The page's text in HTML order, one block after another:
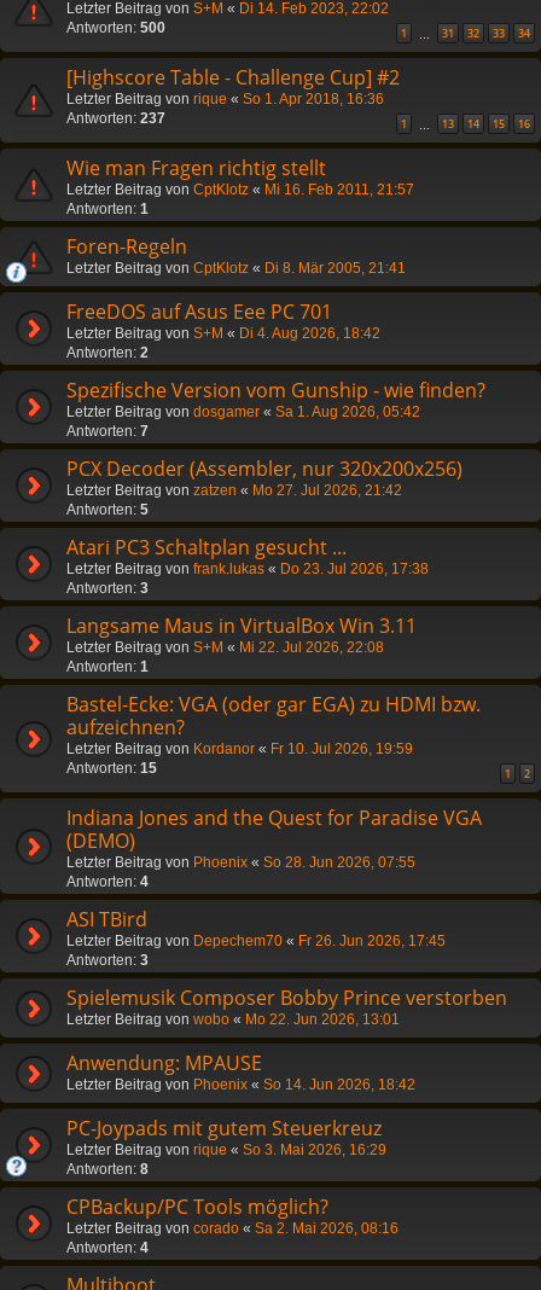
Letzter Beitrag von S+M « Di 14. Feb 2023, 22:02
Antworten: 500 1 31 32 33 34
[Highscore Table - Challenge Cup] #2
Letzter Beitrag von rique « So 1. Apr 2018, 16:36
Antworten: 237 1 13 14 15 16
Wie man Fragen richtig stellt
Letzter Beitrag von CptKlotz « Mi 16. Feb 2011, 21:57
Antworten: 1
Foren-Regeln
Letzter Beitrag von CptKlotz « Di 8. Mär 2005, 21:41
FreeDOS auf Asus Eee PC 701
Letzter Beitrag von S+M « Di 4. Aug 2026, 18:42
Antworten: 2
Spezifische Version vom Gunship - wie finden?
Letzter Beitrag von dosgamer « Sa 1. Aug 2026, 05:42
Antworten: 7
PCX Decoder (Assembler, nur 320x200x256)
Letzter Beitrag von zatzen « Mo 27. Jul 2026, 21:42
Antworten: 5
Atari PC3 Schaltplan gesucht ...
Letzter Beitrag von frank.lukas « Do 23. Jul 2026, 17:38
Antworten: 3
Langsame Maus in VirtualBox Win 3.11
Letzter Beitrag von S+M « Mi 22. Jul 2026, 22:08
Antworten: 1
Bastel-Ecke: VGA (oder gar EGA) zu HDMI bzw.
aufzeichnen?
Letzter Beitrag von Kordanor « Fr 10. Jul 2026, 19:59
Antworten: 15 1 2
Indiana Jones and the Quest for Paradise VGA
(DEMO)
Letzter Beitrag von Phoenix « So 28. Jun 2026, 07:55
Antworten: 4
ASI TBird
Letzter Beitrag von Depechem70 « Fr 26. Jun 2026, 17:45
Antworten: 3
Spielemusik Composer Bobby Prince verstorben
Letzter Beitrag von wobo « Mo 22. Jun 2026, 13:01
Anwendung: MPAUSE
Letzter Beitrag von Phoenix « So 14. Jun 2026, 18:42
PC-Joypads mit gutem Steuerkreuz
Letzter Beitrag von rique « So 3. Mai 2026, 16:29
Antworten: 8
CPBackup/PC Tools möglich?
Letzter Beitrag von corado « Sa 2. Mai 2026, 08:16
Antworten: 4